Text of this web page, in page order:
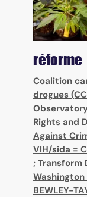
réforme
Coalition
drogues
Rights and
Against
VIH/sida =
; Transform
BEWLEY-